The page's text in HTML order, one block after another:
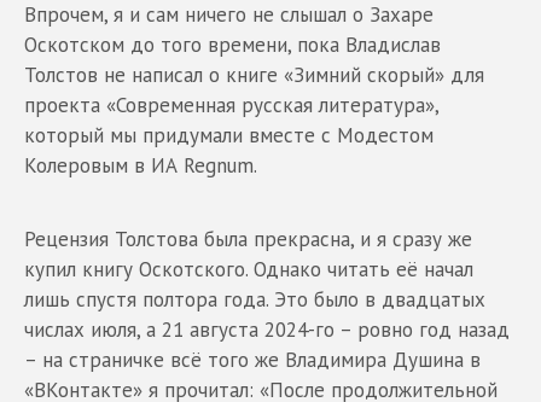
Впрочем, я и сам ничего не слышал о Захаре
Оскотском до того времени, пока Владислав
Толстов не написал о книге «Зимний скорый» для
проекта «Современная русская литература»,
который мы придумали вместе с Модестом
Колеровым в ИА Regnum.
Рецензия Толстова была прекрасна, и я сразу же
купил книгу Оскотского. Однако читать её начал
лишь спустя полтора года. Это было в двадцатых
числах июля, а 21 августа 2024-го – ровно год назад
– на страничке всё того же Владимира Душина в
«ВКонтакте» я прочитал: «После продолжительной